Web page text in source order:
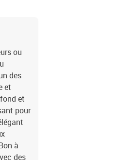
ou
des
et
et
pour
à
des